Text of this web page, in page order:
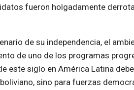
fueron holgadamente
de su independencia, el
de uno de los programas
este siglo en América Latina
sino para fuerzas